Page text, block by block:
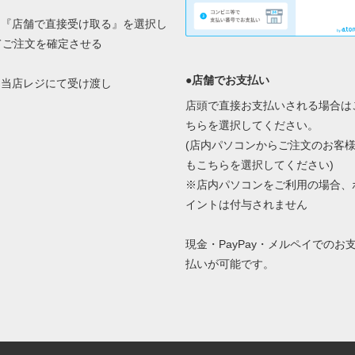
店舗で直接受け取る』を選択し
ご注文を確定させる
店レジにて受け渡し
●店舗でお支払い
店頭で直接お支払いされる場合は
ちらを選択してください。
(店内パソコンからご注文のお客様
もこちらを選択してください)
※店内パソコンをご利用の場合、
イントは付与されません
現金・PayPay・メルペイでのお支
払いが可能です。